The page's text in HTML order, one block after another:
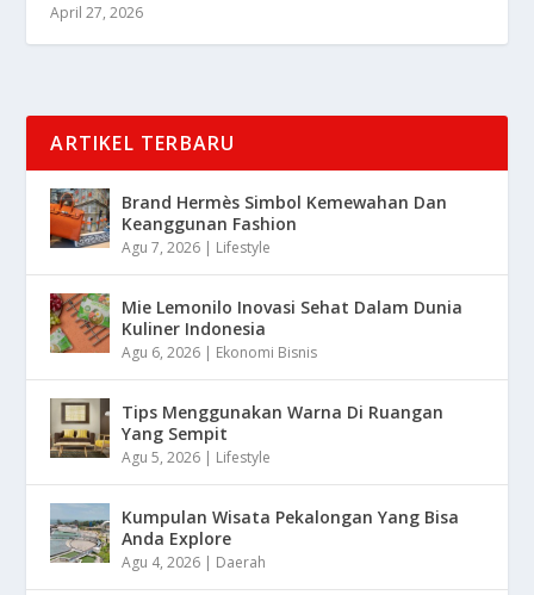
April 27, 2026
ARTIKEL TERBARU
Brand Hermès Simbol Kemewahan Dan
Keanggunan Fashion
Agu 7, 2026 | Lifestyle
Mie Lemonilo Inovasi Sehat Dalam Dunia
Kuliner Indonesia
Agu 6, 2026 | Ekonomi Bisnis
Tips Menggunakan Warna Di Ruangan
Yang Sempit
Agu 5, 2026 | Lifestyle
Kumpulan Wisata Pekalongan Yang Bisa
Anda Explore
Agu 4, 2026 | Daerah